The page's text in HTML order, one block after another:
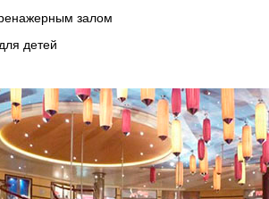
залом
детей